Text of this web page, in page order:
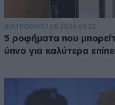
ΔΙΑΤΡΟΦΗ 07·08·2026 08:32
5 ροφήματα που
ύπνο για καλύτερα